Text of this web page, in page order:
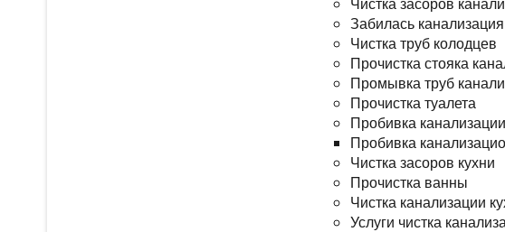
Забилась канализация
Чистка труб колодцев
Прочистка стояка
Промывка труб
Прочистка туалета
Пробивка канализации
Пробивка
Чистка засоров кухни
Прочистка ванны
Чистка канализации
Услуги чистка